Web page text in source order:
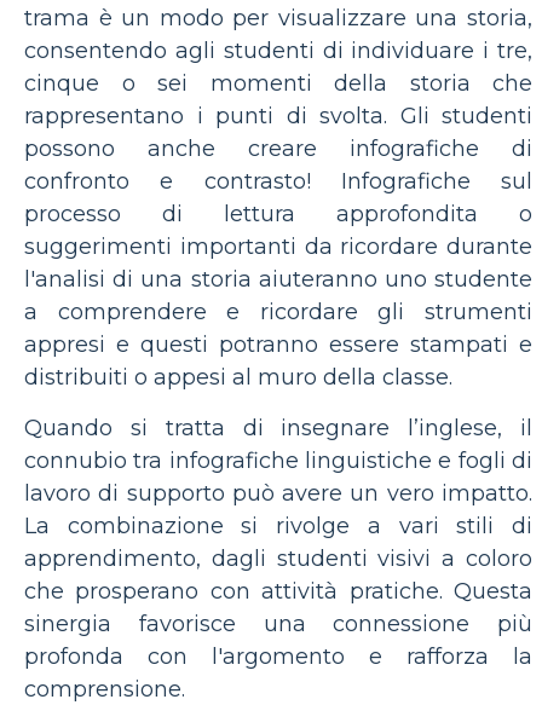
trama è un modo per visualizzare una storia,
consentendo agli studenti di individuare i tre,
cinque o sei momenti della storia che
rappresentano i punti di svolta. Gli studenti
possono anche creare infografiche di
confronto e contrasto! Infografiche sul
processo di lettura approfondita o
suggerimenti importanti da ricordare durante
l'analisi di una storia aiuteranno uno studente
a comprendere e ricordare gli strumenti
appresi e questi potranno essere stampati e
distribuiti o appesi al muro della classe.
Quando si tratta di insegnare l’inglese, il
connubio tra infografiche linguistiche e fogli di
lavoro di supporto può avere un vero impatto.
La combinazione si rivolge a vari stili di
apprendimento, dagli studenti visivi a coloro
che prosperano con attività pratiche. Questa
sinergia favorisce una connessione più
profonda con l'argomento e rafforza la
comprensione.